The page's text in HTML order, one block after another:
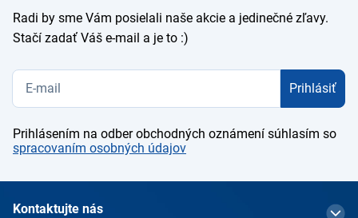
Radi by sme Vám posielali naše akcie a jedinečné zľavy.
Stačí zadať Váš e-mail a je to :)
Prihlásiť
Prihlásením na odber obchodných oznámení súhlasím so
spracovaním osobných údajov
Kontaktujte nás